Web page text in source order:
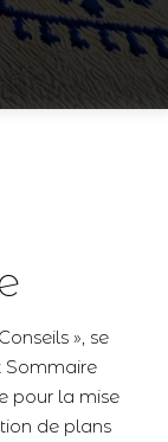
», se
Sommaire
pour la mise
de plans